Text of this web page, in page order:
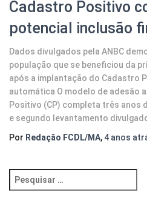
Cadastro Positivo
potencial inclusão
Dados divulgados pela ANBC
população que se beneficiou da
após a implantação do Cadastro
automática O modelo de adesão
Positivo (CP) completa três anos
e segundo levantamento
Por Redação FCDL/MA, 4 anos